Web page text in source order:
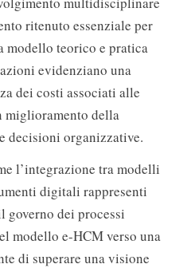
ritenuto essenziale per
modello teorico e pratica
evidenziano una
dei costi associati alle
della
decisioni organizzative.
l’integrazione tra modelli
digitali rappresenti
governo dei processi
modello e-HCM verso una
di superare una visione